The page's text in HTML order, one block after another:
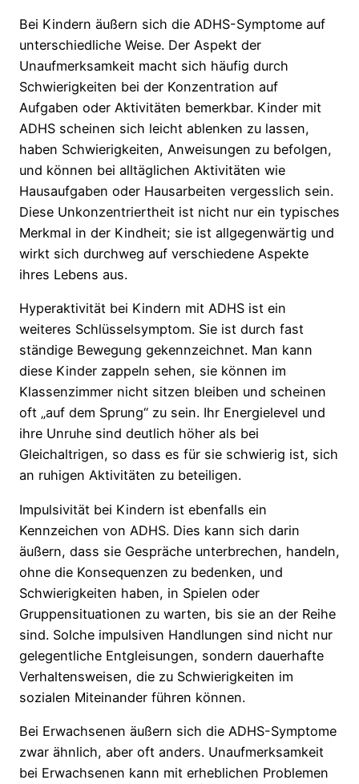
Bei Kindern äußern sich die ADHS-Symptome auf
unterschiedliche Weise. Der Aspekt der
Unaufmerksamkeit macht sich häufig durch
Schwierigkeiten bei der Konzentration auf
Aufgaben oder Aktivitäten bemerkbar. Kinder mit
ADHS scheinen sich leicht ablenken zu lassen,
haben Schwierigkeiten, Anweisungen zu befolgen,
und können bei alltäglichen Aktivitäten wie
Hausaufgaben oder Hausarbeiten vergesslich sein.
Diese Unkonzentriertheit ist nicht nur ein typisches
Merkmal in der Kindheit; sie ist allgegenwärtig und
wirkt sich durchweg auf verschiedene Aspekte
ihres Lebens aus.
Hyperaktivität bei Kindern mit ADHS ist ein
weiteres Schlüsselsymptom. Sie ist durch fast
ständige Bewegung gekennzeichnet. Man kann
diese Kinder zappeln sehen, sie können im
Klassenzimmer nicht sitzen bleiben und scheinen
oft „auf dem Sprung“ zu sein. Ihr Energielevel und
ihre Unruhe sind deutlich höher als bei
Gleichaltrigen, so dass es für sie schwierig ist, sich
an ruhigen Aktivitäten zu beteiligen.
Impulsivität bei Kindern ist ebenfalls ein
Kennzeichen von ADHS. Dies kann sich darin
äußern, dass sie Gespräche unterbrechen, handeln,
ohne die Konsequenzen zu bedenken, und
Schwierigkeiten haben, in Spielen oder
Gruppensituationen zu warten, bis sie an der Reihe
sind. Solche impulsiven Handlungen sind nicht nur
gelegentliche Entgleisungen, sondern dauerhafte
Verhaltensweisen, die zu Schwierigkeiten im
sozialen Miteinander führen können.
Bei Erwachsenen äußern sich die ADHS-Symptome
zwar ähnlich, aber oft anders. Unaufmerksamkeit
bei Erwachsenen kann mit erheblichen Problemen